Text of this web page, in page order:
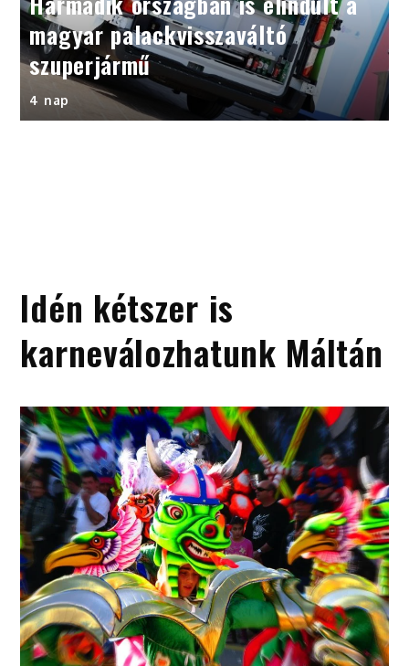
magyar palackvisszaváltó
szuperjármű
4 nap
Idén kétszer is
karneválozhatunk Máltán